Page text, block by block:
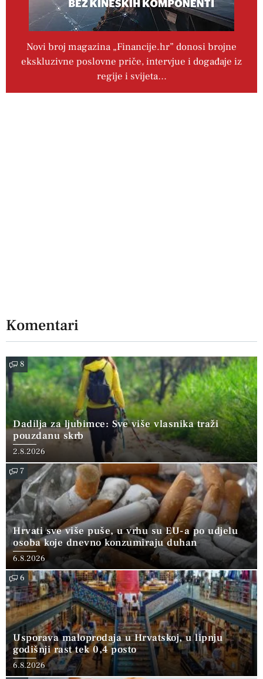
Novi broj magazina „Financije.hr” donosi brojne
ekskluzivne poslovne priče, intervjue i događaje iz
regije i svijeta…
Komentari
8
Dadilja za ljubimce: Sve više vlasnika traži
pouzdanu skrb
2.8.2026
7
Hrvati sve više puše, u vrhu su EU-a po udjelu
osoba koje dnevno konzumiraju duhan
6.8.2026
6
Usporava maloprodaja u Hrvatskoj, u lipnju
godišnji rast tek 0,4 posto
6.8.2026